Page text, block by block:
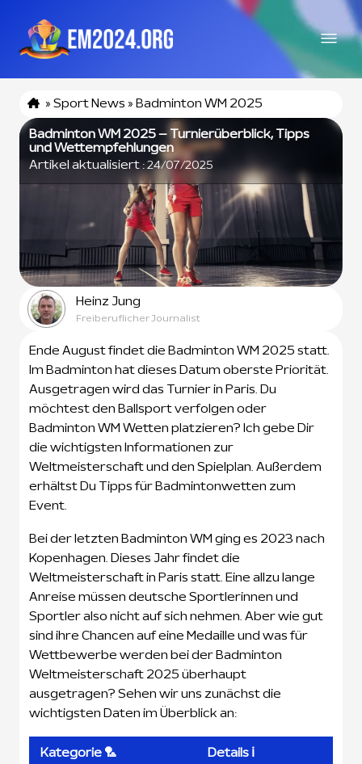
» Sport News » Badminton WM 2025
Badminton WM 2025 – Turnierüberblick, Tipps
und Wettempfehlungen
Artikel aktualisiert : 24/07/2025
Heinz Jung
Freiberuflicher Journalist
Ende August findet die Badminton WM 2025 statt.
Im Badminton hat dieses Datum oberste Priorität.
Ausgetragen wird das Turnier in Paris. Du
möchtest den Ballsport verfolgen oder
Badminton WM Wetten platzieren? Ich gebe Dir
die wichtigsten Informationen zur
Weltmeisterschaft und den Spielplan. Außerdem
erhältst Du Tipps für Badmintonwetten zum
Event.
Bei der letzten Badminton WM ging es 2023 nach
Kopenhagen. Dieses Jahr findet die
Weltmeisterschaft in Paris statt. Eine allzu lange
Anreise müssen deutsche Sportlerinnen und
Sportler also nicht auf sich nehmen. Aber wie gut
sind ihre Chancen auf eine Medaille und was für
Wettbewerbe werden bei der Badminton
Weltmeisterschaft 2025 überhaupt
ausgetragen? Sehen wir uns zunächst die
wichtigsten Daten im Überblick an:
Kategorie 🏸 Details ℹ️